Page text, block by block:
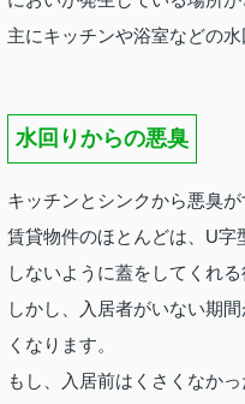
主にキッチンや浴室などの
水回りからの悪臭
キッチンとシンクから悪臭
賃貸物件のほとんどは、U
しないように蓋をしてくれる
しかし、入居者がいない期
くなります。
もし、入居前はくさくなか